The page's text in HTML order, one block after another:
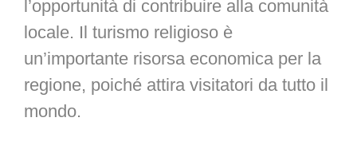
l’opportunità di contribuire alla comunità
locale. Il turismo religioso è
un’importante risorsa economica per la
regione, poiché attira visitatori da tutto il
mondo.